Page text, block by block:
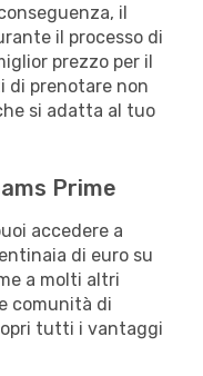
il
il processo di
prezzo per il
di prenotare non
si adatta al tuo
Prime
accedere a
di euro su
a molti altri
comunità di
tutti i vantaggi